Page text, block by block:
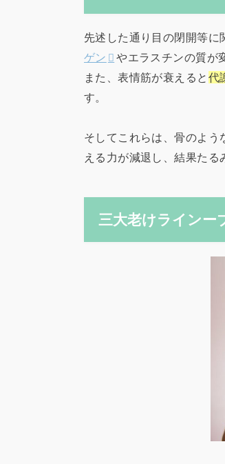
先述した通り目の閉開等に
ゲン
やエラスチンの質が
また、表情筋が衰えると 代
す。
そしてこれらは、骨のよう
える力が減退し、結果たる
三大老けラインー